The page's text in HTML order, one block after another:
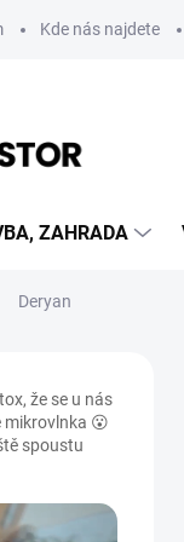
Kde nás najdete
ZAHRADA
Deryan
že se u nás
mikrovlnka 😮
spoustu